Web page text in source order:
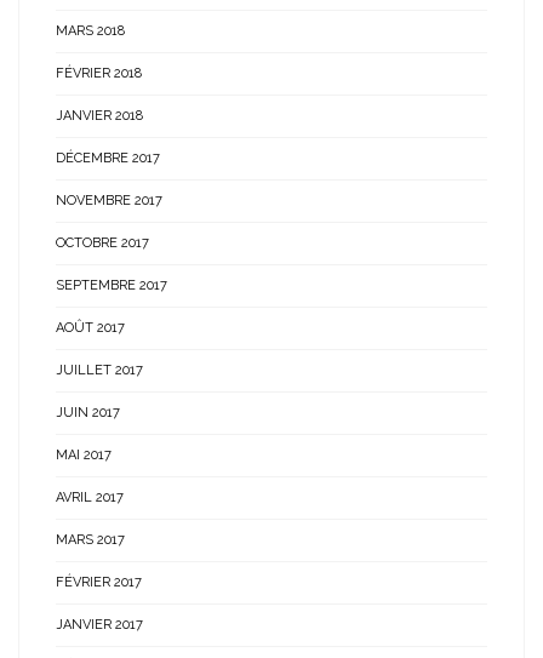
MARS 2018
FÉVRIER 2018
JANVIER 2018
DÉCEMBRE 2017
NOVEMBRE 2017
OCTOBRE 2017
SEPTEMBRE 2017
AOÛT 2017
JUILLET 2017
JUIN 2017
MAI 2017
AVRIL 2017
MARS 2017
FÉVRIER 2017
JANVIER 2017